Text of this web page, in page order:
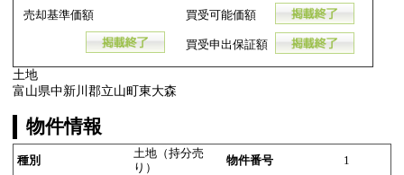
売却基準価額 買受可能価額
買受申出保証額
土地
富山県中新川郡立山町東大森
物件情報
種別
土地（持分売
り）
物件番号 1